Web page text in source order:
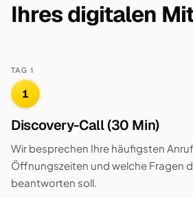
Ihres digitalen
TAG 1
1
Discovery-Call (30 Min)
Wir besprechen Ihre häufigsten
Öffnungszeiten und welche Fragen
beantworten soll.